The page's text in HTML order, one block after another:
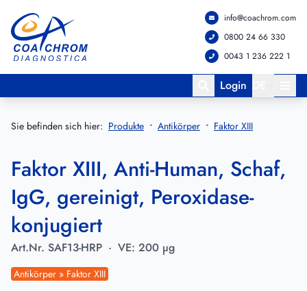
Zum Hauptmenü springen
Zum Hauptinhalt springen
info@coachrom.com
0800 24 66 330
0043 1 236 222 1
Login
Sie befinden sich hier: Produkte Antikörper Faktor XIII
Faktor XIII, Anti-Human, Schaf,
IgG, gereinigt, Peroxidase-
konjugiert
Art.Nr. SAF13-HRP · VE: 200 µg
Antikörper » Faktor XIII